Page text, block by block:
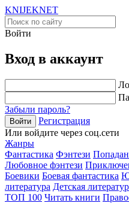
KNIJEKNET
Войти
Вход в аккаунт
Забыли пароль?
Войти
Регистрация
Или войдите через соц.сети
Жанры
Фантастика Фэнтези
Любовное фэнтези
Боевики Боевая фантастика
литература Детская
ТОП 100 Читать книги